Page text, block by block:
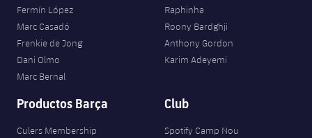
Fermín López
Marc Casadó
Frenkie de Jong
Dani Olmo
Marc Bernal
Raphinha
Roony Bardghji
Anthony Gordon
Karim Adeyemi
Productos Barça
Culers Membership
Club
Spotify Camp Nou